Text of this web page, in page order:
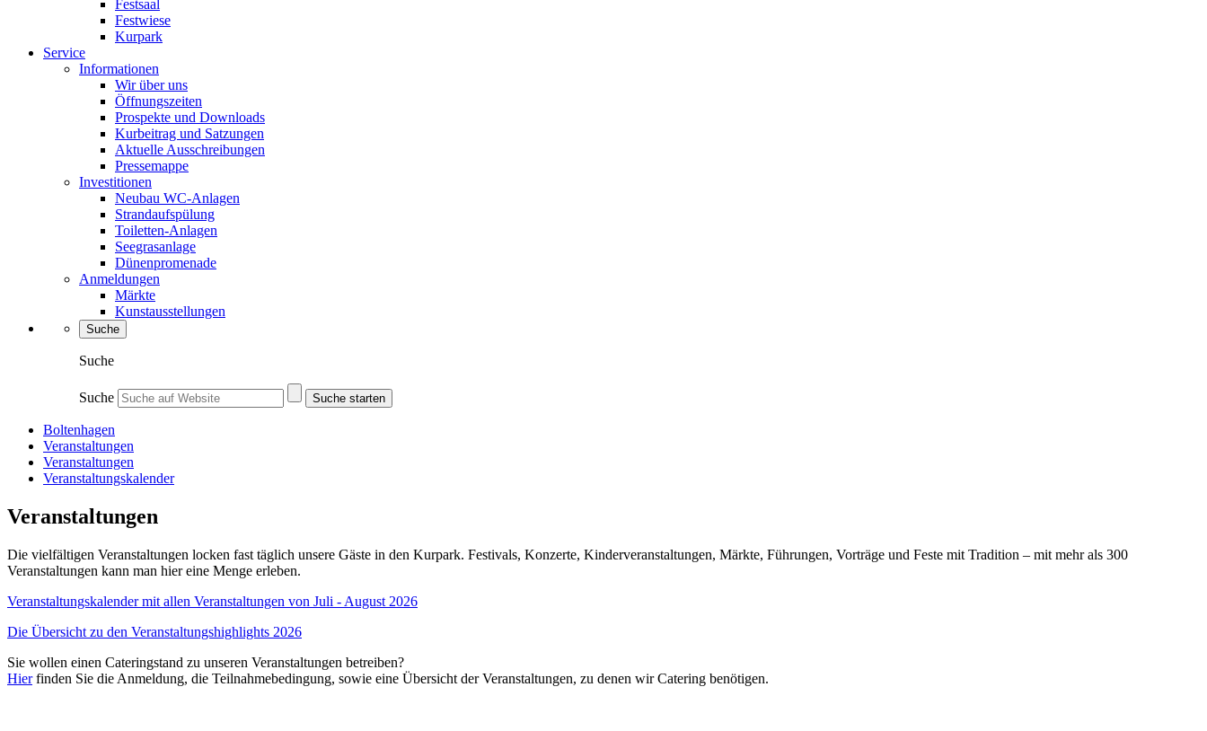
Festsaal
Festwiese
Kurpark
Service
Informationen
Wir über uns
Öffnungszeiten
Prospekte und Downloads
Kurbeitrag und Satzungen
Aktuelle Ausschreibungen
Pressemappe
Investitionen
Neubau WC-Anlagen
Strandaufspülung
Toiletten-Anlagen
Seegrasanlage
Dünenpromenade
Anmeldungen
Märkte
Kunstausstellungen
Suche
Suche
Suche Suche starten
Boltenhagen
Veranstaltungen
Veranstaltungen
Veranstaltungskalender
Veran­staltungen
Die vielfältigen Veranstaltungen locken fast täglich unsere Gäste in den Kurpark. Festivals, Konzerte, Kinderveranstaltungen, Märkte, Führungen, Vorträge und Feste mit Tradition – mit mehr als 300
Veranstaltungen kann man hier eine Menge erleben.
Veranstaltungskalender mit allen Veranstaltungen von Juli - August 2026
Die Übersicht zu den Veranstaltungshighlights 2026
Sie wollen einen Cateringstand zu unseren Veranstaltungen betreiben?
Hierfinden Sie die Anmeldung, die Teilnahmebedingung, sowie eine Übersicht der Veranstaltungen, zu denen wir Catering benötigen.